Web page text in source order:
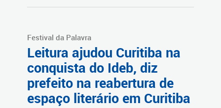
Festival da Palavra
Leitura ajudou Curitiba na
conquista do Ideb, diz
prefeito na reabertura de
espaço literário em Curitiba